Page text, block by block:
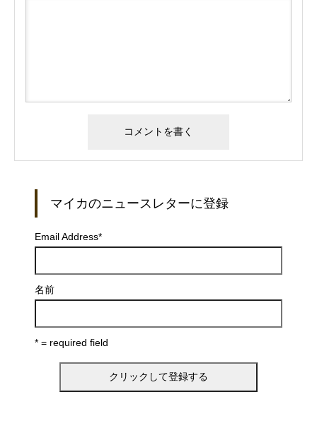
マイカのニュースレターに登録
Email Address*
名前
* = required field